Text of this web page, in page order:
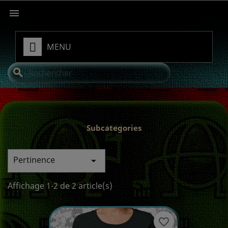

MENU
search
Subcategories
Pertinence 
Affichage 1-2 de 2 article(s)
favorite_border